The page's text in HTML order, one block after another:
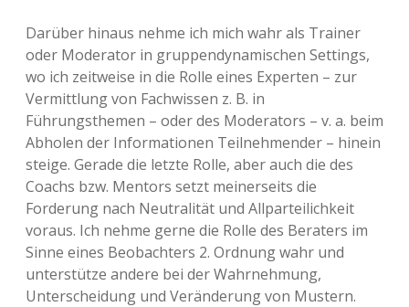
Darüber hinaus nehme ich mich wahr als Trainer
oder Moderator in gruppendynamischen Settings,
wo ich zeitweise in die Rolle eines Experten – zur
Vermittlung von Fachwissen z. B. in
Führungsthemen – oder des Moderators – v. a. beim
Abholen der Informationen Teilnehmender – hinein
steige. Gerade die letzte Rolle, aber auch die des
Coachs bzw. Mentors setzt meinerseits die
Forderung nach Neutralität und Allparteilichkeit
voraus. Ich nehme gerne die Rolle des Beraters im
Sinne eines Beobachters 2. Ordnung wahr und
unterstütze andere bei der Wahrnehmung,
Unterscheidung und Veränderung von Mustern.